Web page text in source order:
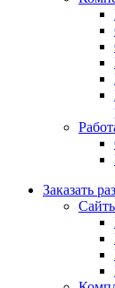
Заказать